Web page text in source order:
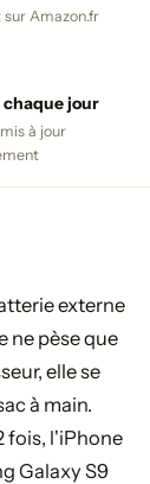
Amazon.fr
jour
à jour
externe
ne pèse que
elle se
à main.
fois, l'iPhone
Galaxy S9